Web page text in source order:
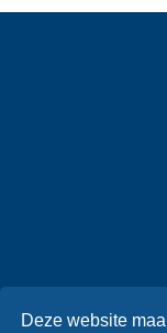
Deze website